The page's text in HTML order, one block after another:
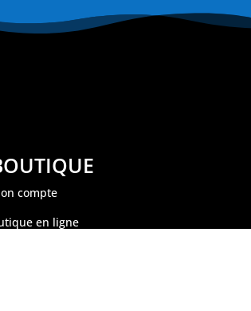
compte
en ligne